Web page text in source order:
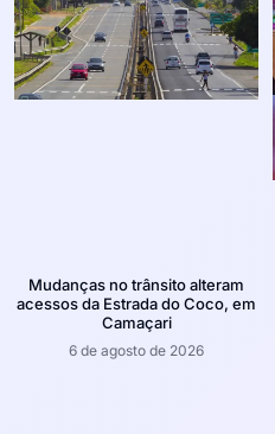
Mudanças no trânsito alteram
acessos da Estrada do Coco, em
Camaçari
6 de agosto de 2026